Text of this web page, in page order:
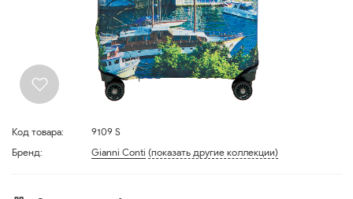
Код товара:
9109 S
Бренд:
Gianni Conti (показать другие коллекции)